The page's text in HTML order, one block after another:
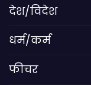
देश/विदेश
धर्म/कर्म
फीचर